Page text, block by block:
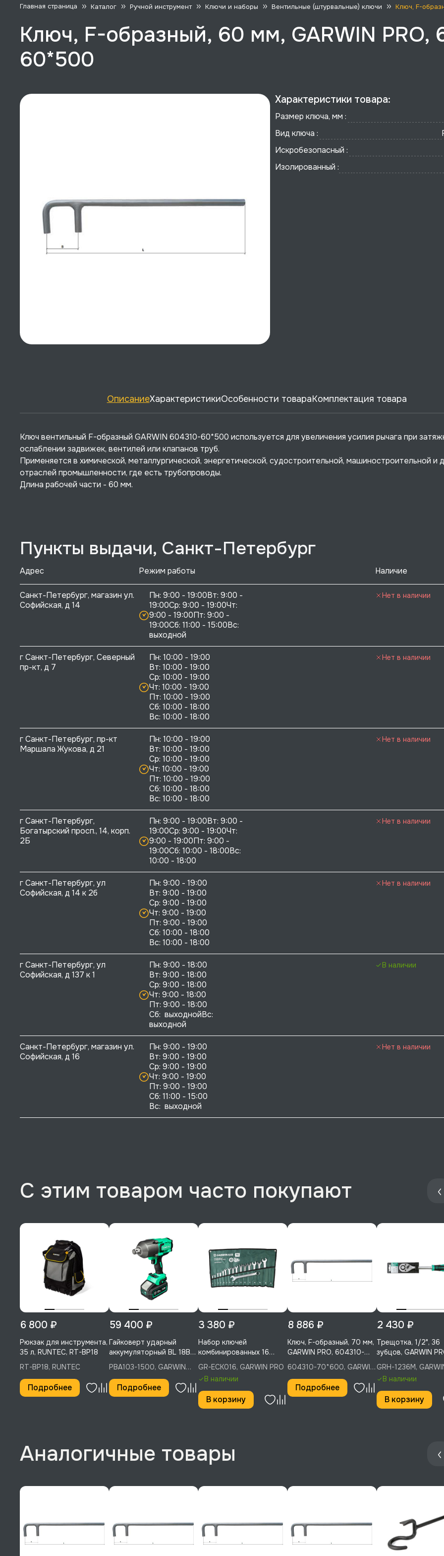
Главная страница Каталог Ручной инструмент Ключи и наборы Вентильные (штурвальные) ключи Ключ, F-
Ключ, F-образный, 60 мм, GARWIN PRO,
60*500
Характеристики товара:
Размер ключа, мм :
Вид ключа :
Искробезопасный :
Изолированный :
ОписаниеХарактеристикиОсобенности товараКомплектация товара
Ключ вентильный F-образный GARWIN 604310-60*500 используется для увеличения усилия рычага при
ослаблении задвижек, вентилей или клапанов труб.
Применяется в химической, металлургической, энергетической, судостроительной, машиностроительной и
отраслей промышленности, где есть трубопроводы.
Длина рабочей части - 60 мм.
Пункты выдачи, Санкт-Петербург
Адрес Режим работы Наличие
Санкт-Петербург, магазин ул.
Софийская, д 14
Пн: 9:00 - 19:00Вт: 9:00 -
19:00Ср: 9:00 - 19:00Чт:
9:00 - 19:00Пт: 9:00 -
19:00Сб: 11:00 - 15:00Вс:
выходной
Нет в наличии
г Санкт-Петербург, Северный
пр-кт, д 7
Пн: 10:00 - 19:00
Вт: 10:00 - 19:00
Ср: 10:00 - 19:00
Чт: 10:00 - 19:00
Пт: 10:00 - 19:00
Сб: 10:00 - 18:00
Нет в наличии
г Санкт-Петербург, пр-кт
Маршала Жукова, д 21
Пн: 10:00 - 19:00
Вт: 10:00 - 19:00
Ср: 10:00 - 19:00
Чт: 10:00 - 19:00
Пт: 10:00 - 19:00
Сб: 10:00 - 18:00
Нет в наличии
г Санкт-Петербург,
Богатырский просп., 14, корп.
2Б
Пн: 9:00 - 19:00Вт: 9:00 -
19:00Ср: 9:00 - 19:00Чт:
9:00 - 19:00Пт: 9:00 -
19:00Сб: 10:00 - 18:00Вс:
10:00 - 18:00
Нет в наличии
г Санкт-Петербург, ул
Софийская, д 14 к 2б
Пн: 9:00 - 19:00
Вт: 9:00 - 19:00
Ср: 9:00 - 19:00
Чт: 9:00 - 19:00
Пт: 9:00 - 19:00
Сб: 10:00 - 18:00
Нет в наличии
г Санкт-Петербург, ул
Софийская, д 137 к 1
Пн: 9:00 - 18:00
Вт: 9:00 - 18:00
Ср: 9:00 - 18:00
Чт: 9:00 - 18:00
Пт: 9:00 - 18:00
Сб:  выходнойВс:
выходной
В наличии
Санкт-Петербург, магазин ул.
Софийская, д 16
Пн: 9:00 - 19:00
Вт: 9:00 - 19:00
Ср: 9:00 - 19:00
Чт: 9:00 - 19:00
Пт: 9:00 - 19:00
Сб: 11:00 - 15:00
Вс:  выходной
Нет в наличии
С этим товаром часто покупают
6 800 ₽
Рюкзак для инструмента,
35 л, RUNTEC, RT-BP18
RT-BP18, RUNTEC
Подробнее
59 400 ₽
Гайковерт ударный
аккумуляторный BL 18В
3/4", 1500 Нм, GARWIN
PRO, PBA103-1500
PBA103-1500, GARWIN
Подробнее
3 380 ₽
Набор ключей
комбинированных 16
предметов 6-24 мм,
GARWIN PRO, GR-ECK016
GR-ECK016, GARWIN PRO
В наличии
В корзину
8 886 ₽
Ключ, F-образный, 70 мм,
GARWIN PRO, 604310-
70*600
604310-70*600, GARWIN
Подробнее
2 430 ₽
Трещотка, 1/2", 36
зубцов, GARWIN
GRH-1236M
GRH-1236M,
В наличии
В корзину